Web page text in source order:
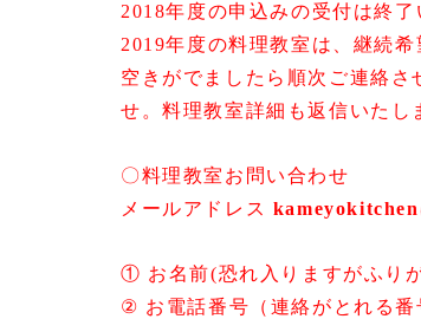
2018年度の申込みの受付は終了
2019年度の料理教室は、継続
空きがでましたら順次ご連絡
せ。料理教室詳細も返信いたし
〇料理教室お問い合わせ
メールアドレス
① お名前(恐れ入りますがふり
② お電話番号（連絡がとれる番